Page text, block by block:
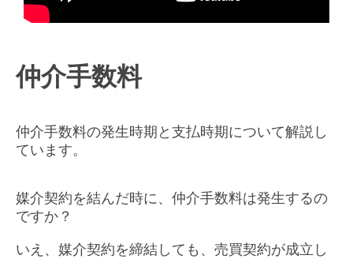
仲介手数料
仲介手数料の発生時期と支払時期について解説し
ています。
媒介契約を結んだ時に、仲介手数料は発生するの
ですか？
いえ、媒介契約を締結しても、売買契約が成立し